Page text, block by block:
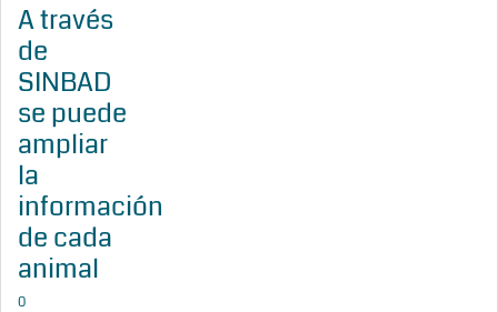
A través
de
SINBAD
se puede
ampliar
la
información
de cada
animal
0